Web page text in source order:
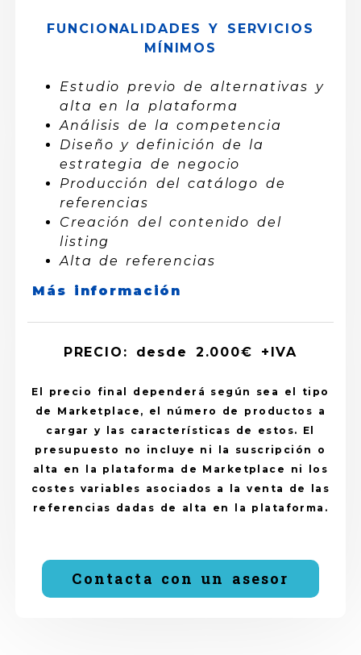
FUNCIONALIDADES Y SERVICIOS
MÍNIMOS
Estudio previo de alternativas y
alta en la plataforma
Análisis de la competencia
Diseño y definición de la
estrategia de negocio
Producción del catálogo de
referencias
Creación del contenido del
listing
Alta de referencias
Más información
PRECIO: desde 2.000€ +IVA
El precio final dependerá según sea el tipo
de Marketplace, el número de productos a
cargar y las características de estos. El
presupuesto no incluye ni la suscripción o
alta en la plataforma de Marketplace ni los
costes variables asociados a la venta de las
referencias dadas de alta en la plataforma.
Contacta con un asesor